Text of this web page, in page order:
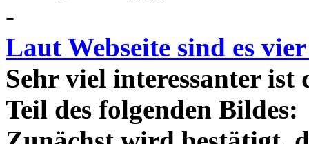
-
Laut Webseite sind es
Sehr viel interessanter
Teil des folgenden